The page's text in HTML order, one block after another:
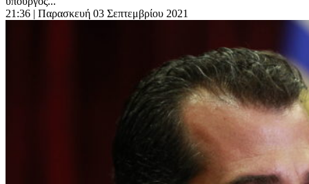
21:36 | Παρασκευή 03 Σεπτεμβρίου 2021